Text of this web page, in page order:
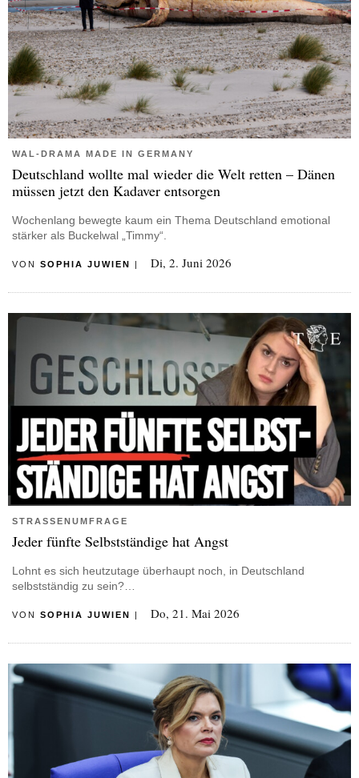
WAL-DRAMA MADE IN GERMANY
Deutschland wollte mal wieder die Welt retten – Dänen
müssen jetzt den Kadaver entsorgen
Wochenlang bewegte kaum ein Thema Deutschland emotional
stärker als Buckelwal „Timmy“.
VON SOPHIA JUWIEN | Di, 2. Juni 2026
STRASSENUMFRAGE
Jeder fünfte Selbstständige hat Angst
Lohnt es sich heutzutage überhaupt noch, in Deutschland
selbstständig zu sein?…
VON SOPHIA JUWIEN | Do, 21. Mai 2026